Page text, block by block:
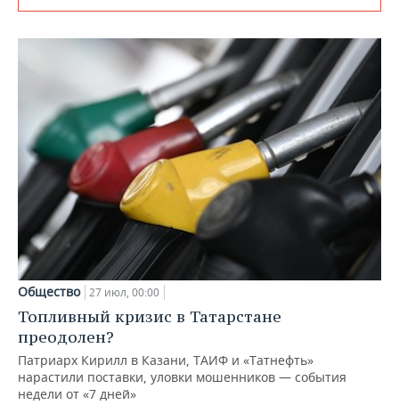
Общество 27 июл, 00:00
Топливный кризис в Татарстане
преодолен?
Патриарх Кирилл в Казани, ТАИФ и «Татнефть»
нарастили поставки, уловки мошенников — события
недели от «7 дней»